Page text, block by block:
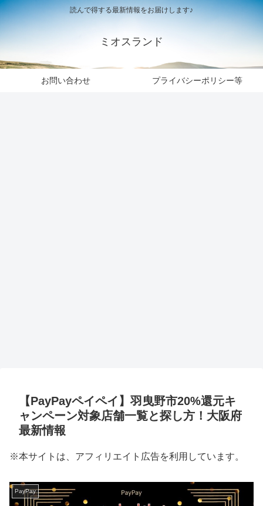
読んで得する最新情報をお届けします♪
ミオスランド
お問い合わせ プライバシーポリシー等
【PayPayペイペイ】羽曳野市20%還元キ
ャンペーン対象店舗一覧と探し方！大阪府
最新情報
※本サイトは、アフィリエイト広告を利用しています。
PayPay